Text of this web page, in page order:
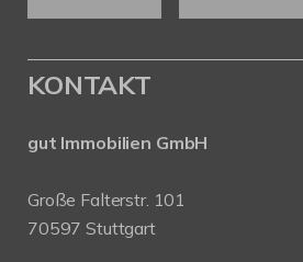
KONTAKT
gut Immobilien GmbH
Große Falterstr. 101
70597 Stuttgart